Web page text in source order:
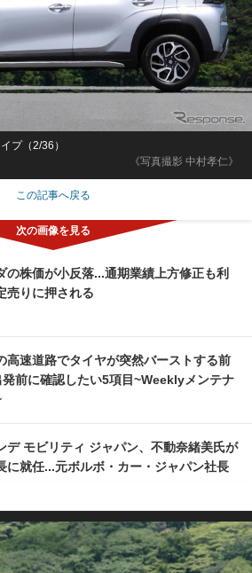
《写真撮影 中村孝仁》
プ（2/36）
この記事へ戻る
の株価が小反落...通期業績上方修正も利
売りに押される
高速道路でタイヤが突然バーストする前
発前に確認したい5項目~Weeklyメンテナ
デ モビリティ ジャパン、不動奈緒美氏が
に就任...元ボルボ・カー・ジャパン社長